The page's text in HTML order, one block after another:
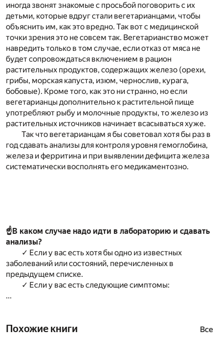
иногда звонят знакомые с просьбой поговорить с их
детьми, которые вдруг стали вегетарианцами, чтобы
объяснить им, как это вредно. Так вот с медицинской
точки зрения это не совсем так. Вегетарианство может
навредить только в том случае, если отказ от мяса не
будет сопровождаться включением в рацион
растительных продуктов, содержащих железо (орехи,
грибы, морская капуста, изюм, чернослив, курага,
бобовые). Кроме того, как это ни странно, но если
вегетарианцы дополнительно к растительной пище
употребляют рыбу и молочные продукты, то железо из
растительных источников начинает всасываться хуже.
Так что вегетарианцам я бы советовал хотя бы раз в
год сдавать анализы для контроля уровня гемоглобина,
железа и ферритина и при выявлении дефицита железа
систематически восполнять его медикаментозно.
☝В каком случае надо идти в лабораторию и сдавать
анализы?
✓ Если у вас есть хотя бы одно из известных
заболеваний или состояний, перечисленных в
предыдущем списке.
✓ Если у вас есть следующие симптомы:
...
Похожие книги Все